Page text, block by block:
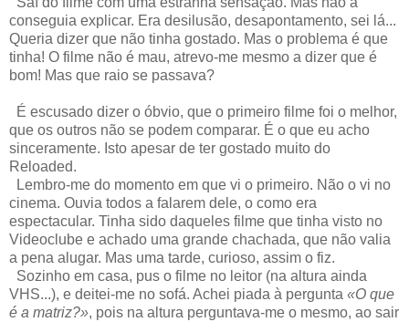
conseguia explicar. Era desilusão, desapontamento, sei lá...
Queria dizer que não tinha gostado. Mas o problema é que
tinha! O filme não é mau, atrevo-me mesmo a dizer que é
bom! Mas que raio se passava?
É escusado dizer o óbvio, que o primeiro filme foi o melhor,
que os outros não se podem comparar. É o que eu acho
sinceramente. Isto apesar de ter gostado muito do
Reloaded.
Lembro-me do momento em que vi o primeiro. Não o vi no
cinema. Ouvia todos a falarem dele, o como era
espectacular. Tinha sido daqueles filme que tinha visto no
Videoclube e achado uma grande chachada, que não valia
a pena alugar. Mas uma tarde, curioso, assim o fiz.
Sozinho em casa, pus o filme no leitor (na altura ainda
VHS...), e deitei-me no sofá. Achei piada à pergunta «O que
é a matriz?», pois na altura perguntava-me o mesmo, ao sair